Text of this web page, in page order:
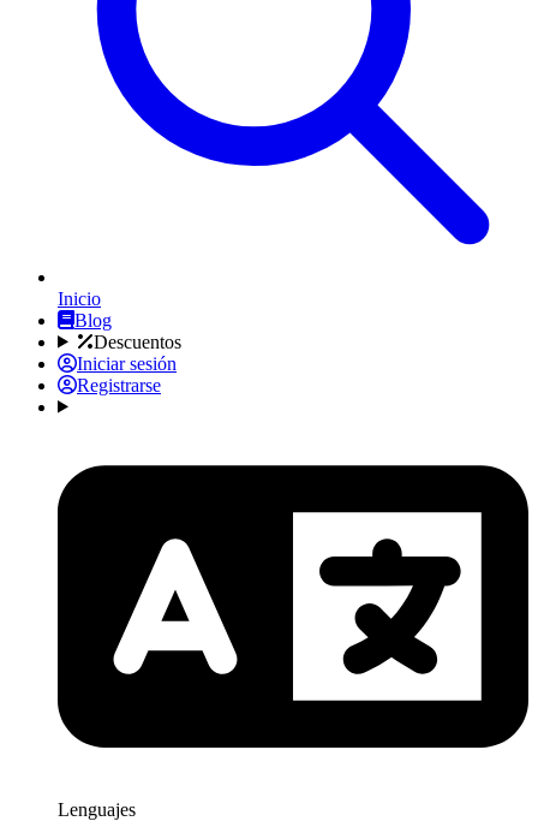
Inicio
Blog
Descuentos
Iniciar sesión
Registrarse
Lenguajes